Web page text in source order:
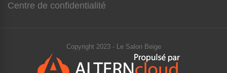
Centre de confidentialité
Copyright 2023 - Le Salon Beige